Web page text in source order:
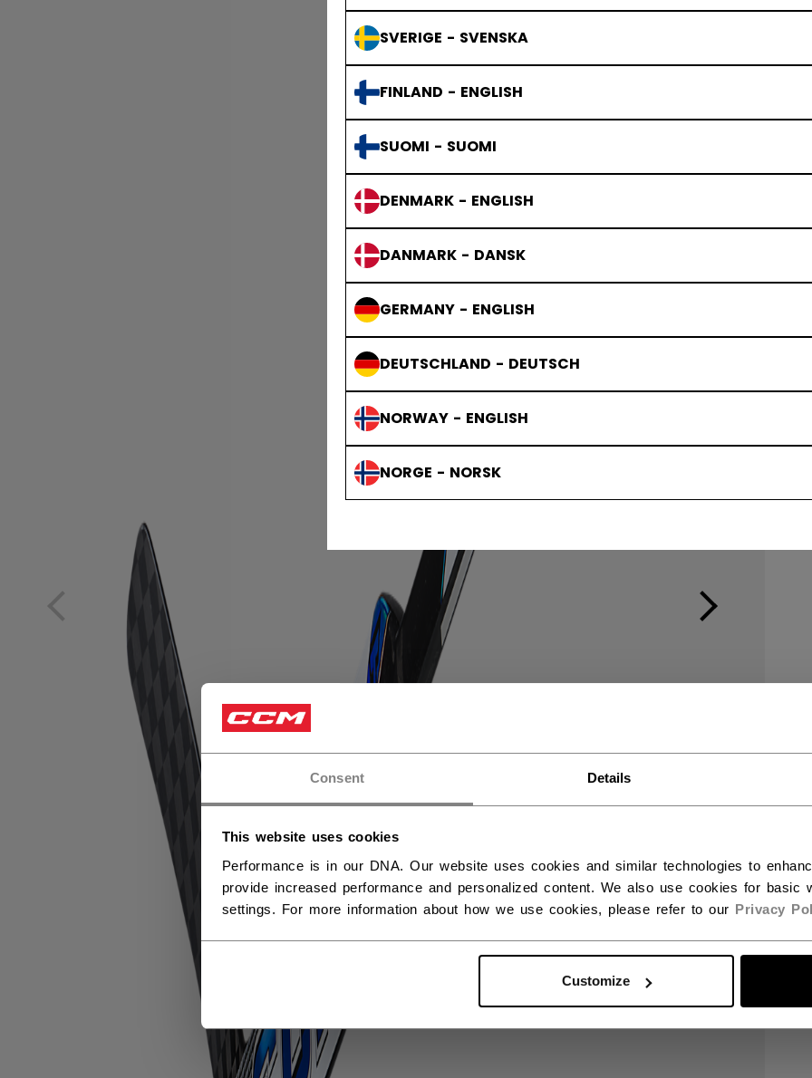
Consent Details
This website uses cookies
Performance is in our DNA. Our website uses cookies and similar technologies to
provide increased performance and personalized content. We also use cookies for basic
settings. For more information about how we use cookies, please refer to our Privacy
Customize
SVERIGE - SVENSKA
FINLAND - ENGLISH
SUOMI - SUOMI
DENMARK - ENGLISH
DANMARK - DANSK
GERMANY - ENGLISH
DEUTSCHLAND - DEUTSCH
NORWAY - ENGLISH
NORGE - NORSK